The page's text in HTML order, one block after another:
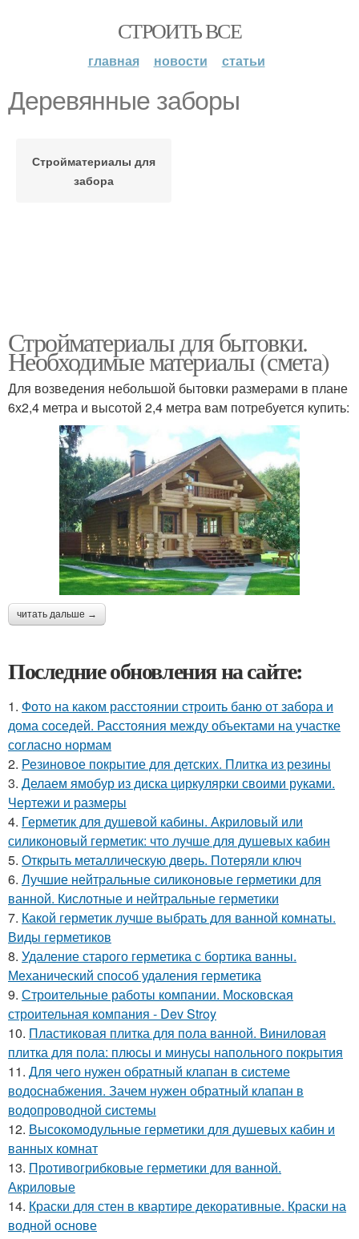
СТРОИТЬ ВСЕ
главная новости статьи
Деревянные заборы
Стройматериалы для
забора
Стройматериалы для бытовки.
Необходимые материалы (смета)
Для возведения небольшой бытовки размерами в плане
6х2,4 метра и высотой 2,4 метра вам потребуется купить:
читать дальше →
Последние обновления на сайте:
1. Фото на каком расстоянии строить баню от забора и
дома соседей. Расстояния между объектами на участке
согласно нормам
2. Резиновое покрытие для детских. Плитка из резины
3. Делаем ямобур из диска циркулярки своими руками.
Чертежи и размеры
4. Герметик для душевой кабины. Акриловый или
силиконовый герметик: что лучше для душевых кабин
5. Открыть металлическую дверь. Потеряли ключ
6. Лучшие нейтральные силиконовые герметики для
ванной. Кислотные и нейтральные герметики
7. Какой герметик лучше выбрать для ванной комнаты.
Виды герметиков
8. Удаление старого герметика с бортика ванны.
Механический способ удаления герметика
9. Строительные работы компании. Московская
строительная компания - Dev Stroy
10. Пластиковая плитка для пола ванной. Виниловая
плитка для пола: плюсы и минусы напольного покрытия
11. Для чего нужен обратный клапан в системе
водоснабжения. Зачем нужен обратный клапан в
водопроводной системы
12. Высокомодульные герметики для душевых кабин и
ванных комнат
13. Противогрибковые герметики для ванной.
Акриловые
14. Краски для стен в квартире декоративные. Краски на
водной основе